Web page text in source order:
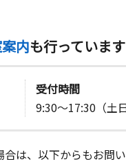
内も行っています
受付時間
9:30～17:30（土
は、以下からもお問い